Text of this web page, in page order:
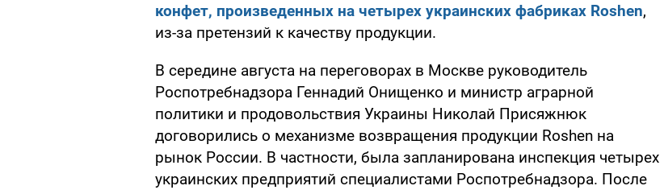
конфет, произведенных на четырех украинских фабриках Roshen,
из-за претензий к качеству продукции.
В середине августа на переговорах в Москве руководитель
Роспотребнадзора Геннадий Онищенко и министр аграрной
политики и продовольствия Украины Николай Присяжнюк
договорились о механизме возвращения продукции Roshen на
рынок России. В частности, была запланирована инспекция четырех
украинских предприятий специалистами Роспотребнадзора. После